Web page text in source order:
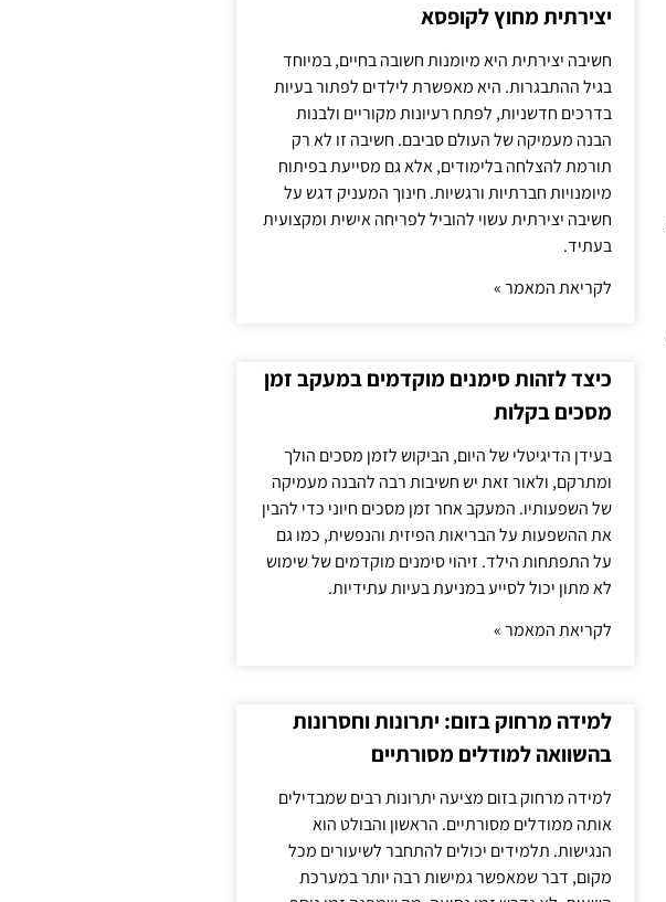
יצירתית מחוץ לקופסא
חשיבה יצירתית היא מיומנות חשובה בחיים, במיוחד
בגיל ההתבגרות. היא מאפשרת לילדים לפתור בעיות
בדרכים חדשניות, לפתח רעיונות מקוריים ולבנות
הבנה מעמיקה של העולם סביבם. חשיבה זו לא רק
תורמת להצלחה בלימודים, אלא גם מסייעת בפיתוח
מיומנויות חברתיות ורגשיות. חינוך המעניק דגש על
חשיבה יצירתית עשוי להוביל לפריחה אישית ומקצועית
בעתיד.
לקריאת המאמר »
כיצד לזהות סימנים מוקדמים במעקב זמן
מסכים בקלות
בעידן הדיגיטלי של היום, הביקוש לזמן מסכים הולך
ומתרקם, ולאור זאת יש חשיבות רבה להבנה מעמיקה
של השפעותיו. המעקב אחר זמן מסכים חיוני כדי להבין
את ההשפעות על הבריאות הפיזית והנפשית, כמו גם
על התפתחות הילד. זיהוי סימנים מוקדמים של שימוש
לא מתון יכול לסייע במניעת בעיות עתידיות.
לקריאת המאמר »
למידה מרחוק בזום: יתרונות וחסרונות
בהשוואה למודלים מסורתיים
למידה מרחוק בזום מציעה יתרונות רבים שמבדילים
אותה ממודלים מסורתיים. הראשון והבולט הוא
הנגישות. תלמידים יכולים להתחבר לשיעורים מכל
מקום, דבר שמאפשר גמישות רבה יותר במערכת